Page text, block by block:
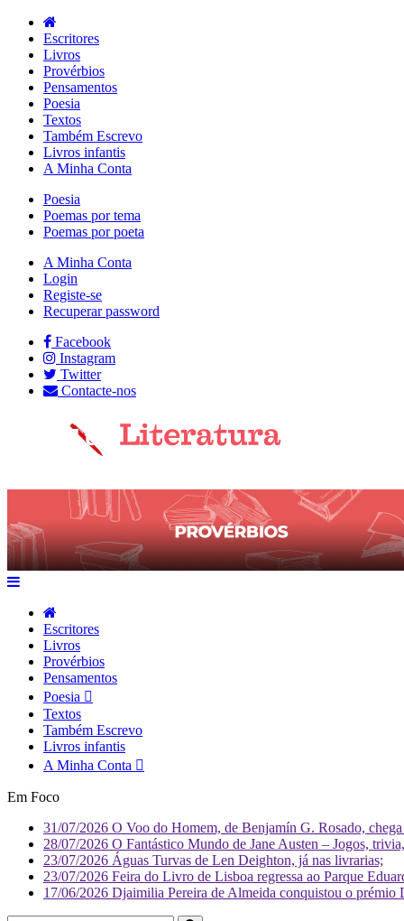
Escritores
Livros
Provérbios
Pensamentos
Poesia
Textos
Também Escrevo
Livros infantis
A Minha Conta
Poesia
Poemas por tema
Poemas por poeta
A Minha Conta
Login
Registe-se
Recuperar password
Facebook
Instagram
Twitter
Contacte-nos
Escritores
Livros
Provérbios
Pensamentos
Poesia
Textos
Também Escrevo
Livros infantis
A Minha Conta
Em Foco
31/07/2026 O Voo do Homem, de Benjamín G. Rosado,
28/07/2026 O Fantástico Mundo de Jane Austen – Jogos,
23/07/2026 Águas Turvas de Len Deighton, já nas livrarias;
23/07/2026 Feira do Livro de Lisboa regressa ao Parque
17/06/2026 Djaimilia Pereira de Almeida conquistou o